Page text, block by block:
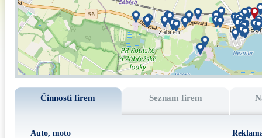
Činnosti firem Seznam firem
Auto, moto